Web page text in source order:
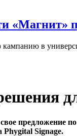
«Магнит»
в
предложение
Phygital Signage.